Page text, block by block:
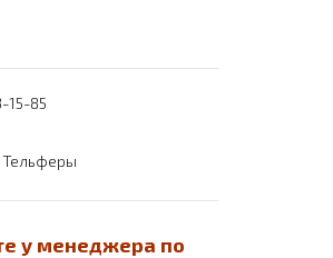
15-85
Тельферы
у менеджера по